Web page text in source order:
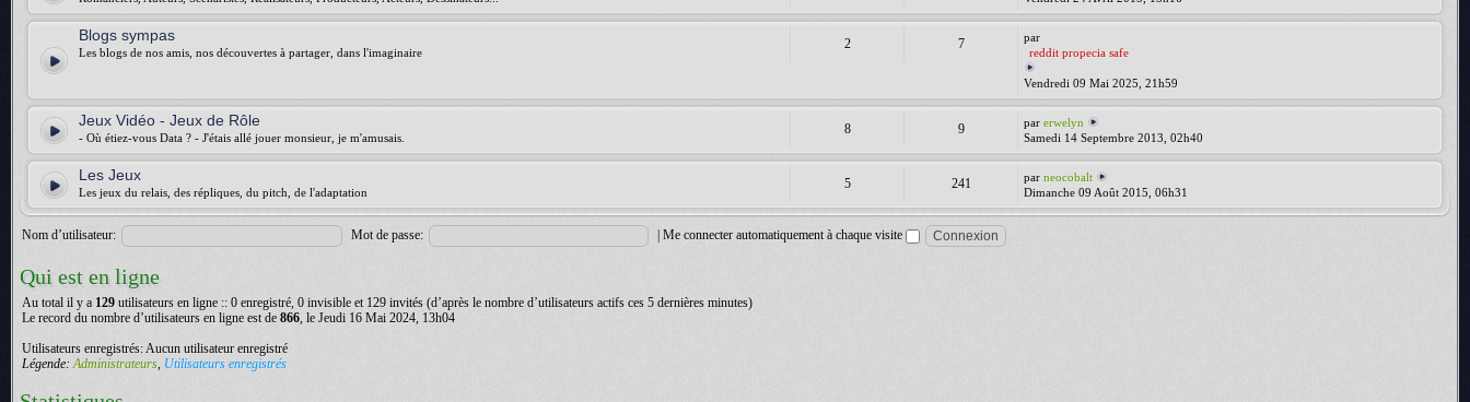
Blogs sympas
Les blogs de nos amis, nos découvertes à partager, dans l'imaginaire
2 7
par
reddit propecia safe
Vendredi 09 Mai 2025, 21h59
Jeux Vidéo - Jeux de Rôle
- Où étiez-vous Data ? - J'étais allé jouer monsieur, je m'amusais.
8 9 parerwelyn
Samedi 14 Septembre 2013, 02h40
Les Jeux
Les jeux du relais, des répliques, du pitch, de l'adaptation
5 241 parneocobalt
Dimanche 09 Août 2015, 06h31
Nom d’utilisateur: Mot de passe: |Me connecter automatiquement à chaque visite
Qui est en ligne
Au total il y a 129 utilisateurs en ligne :: 0 enregistré, 0 invisible et 129 invités (d’après le nombre d’utilisateurs actifs ces 5 dernières minutes)
Le record du nombre d’utilisateurs en ligne est de 866, le Jeudi 16 Mai 2024, 13h04
Utilisateurs enregistrés: Aucun utilisateur enregistré
Légende:Administrateurs, Utilisateurs enregistrés